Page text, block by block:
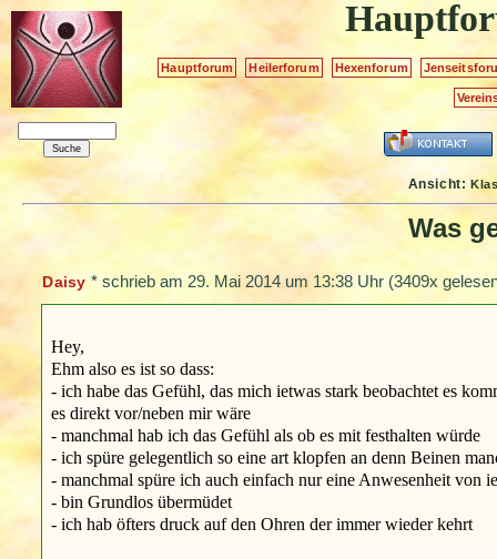
Hauptforum Heilerforum Hexenforum
Ansicht:
Was
Daisy* schrieb am 29. Mai 2014 um 13:38 Uhr(3409x
Hey,
Ehm also es ist so dass:
- ich habe das Gefühl, das mich ietwas stark beobachtet es
es direkt vor/neben mir wäre
- manchmal hab ich das Gefühl als ob es mit festhalten würde
- ich spüre gelegentlich so eine art klopfen an denn Beinen
- manchmal spüre ich auch einfach nur eine Anwesenheit von
- bin Grundlos übermüdet
- ich hab öfters druck auf den Ohren der immer wieder kehrt